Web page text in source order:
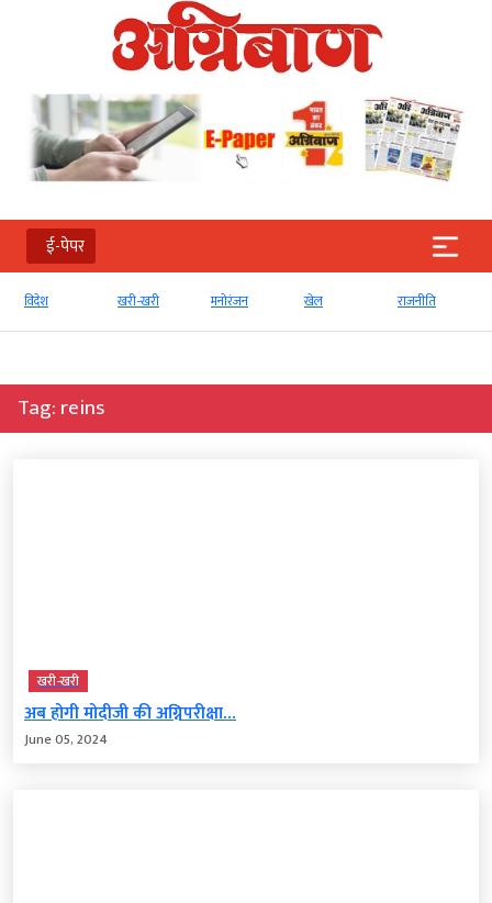
ई-पेपर
खरी-खरी मनोरंजन खेल राजनीति व्‍यापार
Tag:reins
खरी-खरी
अब होगी मोदीजी की अग्निपरीक्षा…
June 05, 2024